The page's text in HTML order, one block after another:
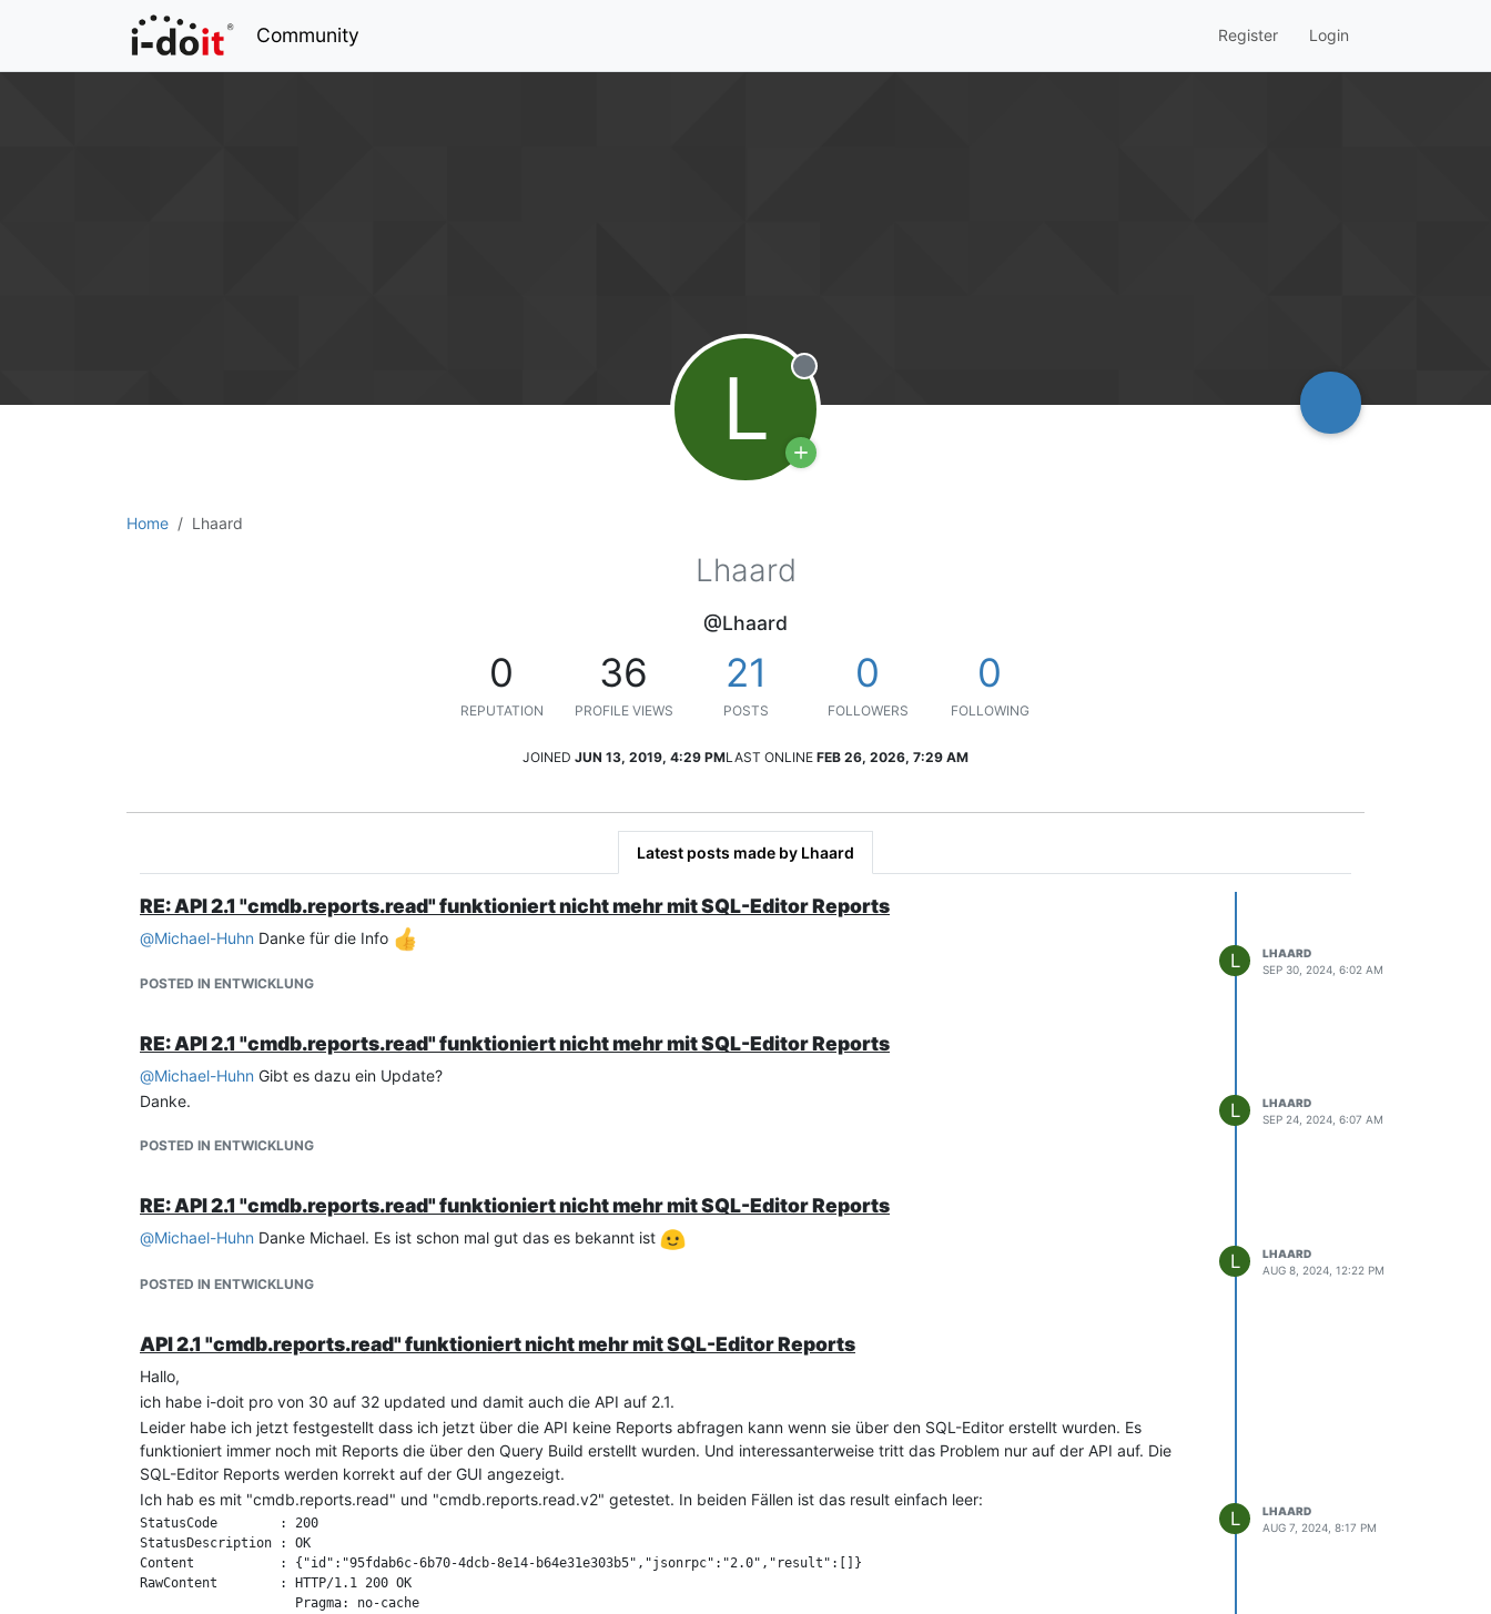
Community Register Login
L Offline
Home Lhaard
Lhaard
@Lhaard
0
REPUTATION
36
PROFILE VIEWS
21
POSTS
0
FOLLOWERS
0
FOLLOWING
JOINED JUN 13, 2019, 4:29 PMLAST ONLINE FEB 26, 2026, 7:29 AM
Latest posts made by Lhaard
RE: API 2.1 "cmdb.reports.read" funktioniert nicht mehr mit SQL-Editor Reports
@Michael-Huhn Danke für die Info
POSTED IN ENTWICKLUNG
L
LHAARD
SEP 30, 2024, 6:02 AM
RE: API 2.1 "cmdb.reports.read" funktioniert nicht mehr mit SQL-Editor Reports
@Michael-Huhn Gibt es dazu ein Update?
Danke.
POSTED IN ENTWICKLUNG
L
LHAARD
SEP 24, 2024, 6:07 AM
RE: API 2.1 "cmdb.reports.read" funktioniert nicht mehr mit SQL-Editor Reports
@Michael-Huhn Danke Michael. Es ist schon mal gut das es bekannt ist
POSTED IN ENTWICKLUNG
L
LHAARD
AUG 8, 2024, 12:22 PM
API 2.1 "cmdb.reports.read" funktioniert nicht mehr mit SQL-Editor Reports
Hallo,
ich habe i-doit pro von 30 auf 32 updated und damit auch die API auf 2.1.
Leider habe ich jetzt festgestellt dass ich jetzt über die API keine Reports abfragen kann wenn sie über den SQL-Editor erstellt wurden. Es
funktioniert immer noch mit Reports die über den Query Build erstellt wurden. Und interessanterweise tritt das Problem nur auf der API auf. Die
SQL-Editor Reports werden korrekt auf der GUI angezeigt.
Ich hab es mit "cmdb.reports.read" und "cmdb.reports.read.v2" getestet. In beiden Fällen ist das result einfach leer:
StatusCode        : 200
StatusDescription : OK
Content           : {"id":"95fdab6c-6b70-4dcb-8e14-b64e31e303b5","jsonrpc":"2.0","result":[]}
RawContent        : HTTP/1.1 200 OK
                    Pragma: no-cache
L
LHAARD
AUG 7, 2024, 8:17 PM